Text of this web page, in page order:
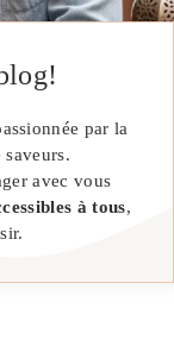
par la
avec vous
à tous,